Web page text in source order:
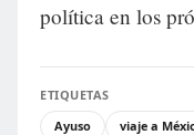
política en los
ETIQUETAS
Ayuso
viaje a